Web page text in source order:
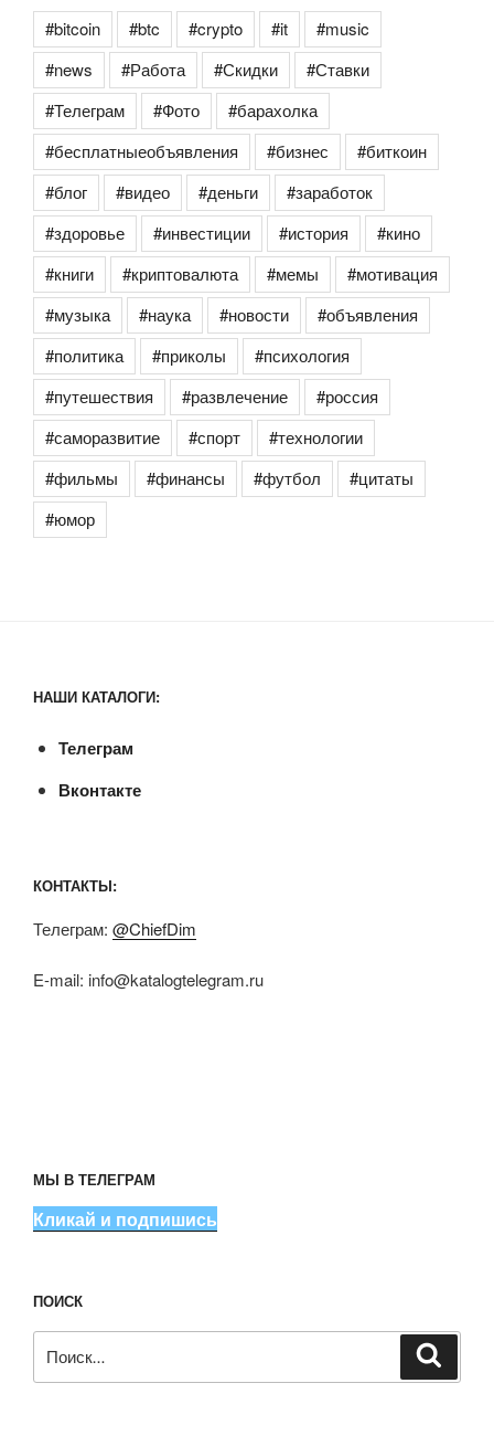
#bitcoin #btc #crypto #it
#music
#news
#Работа #Скидки
#Ставки
#Телеграм
#Фото
#барахолка
#бесплатныеобъявления
#бизнес
#биткоин
#блог
#видео #деньги
#заработок
#здоровье
#инвестиции #история
#кино
#книги
#криптовалюта #мемы
#мотивация
#музыка
#наука #новости
#объявления
#политика
#приколы
#психология
#путешествия
#развлечение
#россия
#саморазвитие
#спорт
#технологии
#фильмы
#финансы #футбол
#цитаты
#юмор
НАШИ КАТАЛОГИ:
Телеграм
Вконтакте
КОНТАКТЫ:
Телеграм: @ChiefDim
E-mail: info@katalogtelegram.ru
МЫ В ТЕЛЕГРАМ
Кликай и подпишись
ПОИСК